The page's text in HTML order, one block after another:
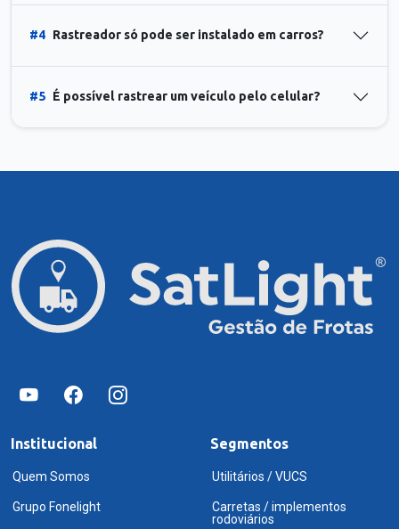
#4 Rastreador só pode ser instalado em carros?
#5 É possível rastrear um veículo pelo celular?
Institucional
Quem Somos
Grupo Fonelight
Segmentos
Utilitários / VUCS
Carretas / implementos
rodoviários